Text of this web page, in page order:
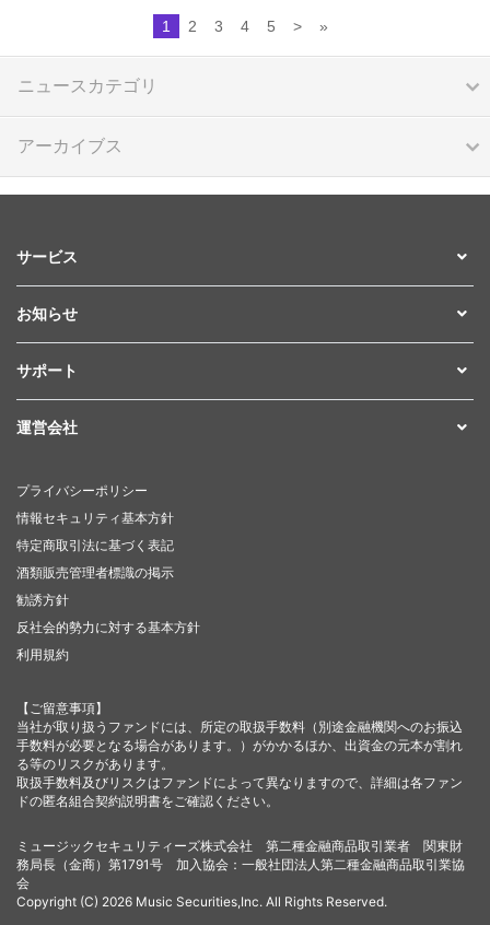
1 2 3 4 5 > »
ニュースカテゴリ
アーカイブス
サービス
お知らせ
サポート
運営会社
プライバシーポリシー
情報セキュリティ基本方針
特定商取引法に基づく表記
酒類販売管理者標識の掲示
勧誘方針
反社会的勢力に対する基本方針
利用規約
【ご留意事項】
当社が取り扱うファンドには、所定の取扱手数料（別途金融機関へのお振込
手数料が必要となる場合があります。）がかかるほか、出資金の元本が割れ
る等のリスクがあります。
取扱手数料及びリスクはファンドによって異なりますので、詳細は各ファン
ドの匿名組合契約説明書をご確認ください。
ミュージックセキュリティーズ株式会社 第二種金融商品取引業者 関東財
務局長（金商）第1791号 加入協会：一般社団法人第二種金融商品取引業協
会
Copyright (C) 2026 Music Securities,Inc. All Rights Reserved.